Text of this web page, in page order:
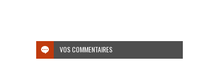
VOS COMMENTAIRES